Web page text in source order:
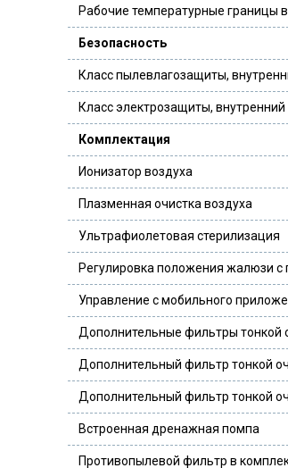
Рабочие температурные границы
Безопасность
Класс пылевлагозащиты,
Класс электрозащиты, внутренний
Комплектация
Ионизатор воздуха
Плазменная очистка воздуха
Ультрафиолетовая стерилизация
Регулировка положения жалюзи с
Управление c мобильного
Дополнительные фильтры тонкой
Дополнительный фильтр тонкой
Дополнительный фильтр тонкой
Встроенная дренажная помпа
Противопылевой фильтр в